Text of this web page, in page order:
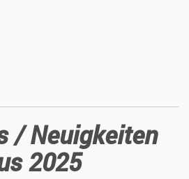
/ Neuigkeiten
2025